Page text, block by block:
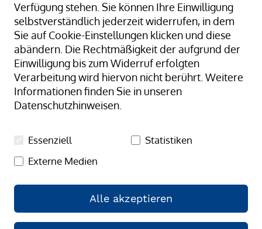
Verfügung stehen. Sie können Ihre Einwilligung
selbstverständlich jederzeit widerrufen, in dem
Sie auf Cookie-Einstellungen klicken und diese
abändern. Die Rechtmäßigkeit der aufgrund der
Einwilligung bis zum Widerruf erfolgten
Verarbeitung wird hiervon nicht berührt. Weitere
Informationen finden Sie in unseren
Datenschutzhinweisen.
Essenziell
Statistiken
Externe Medien
Alle akzeptieren
Zum
Ende
der
Bildergalerie
springen